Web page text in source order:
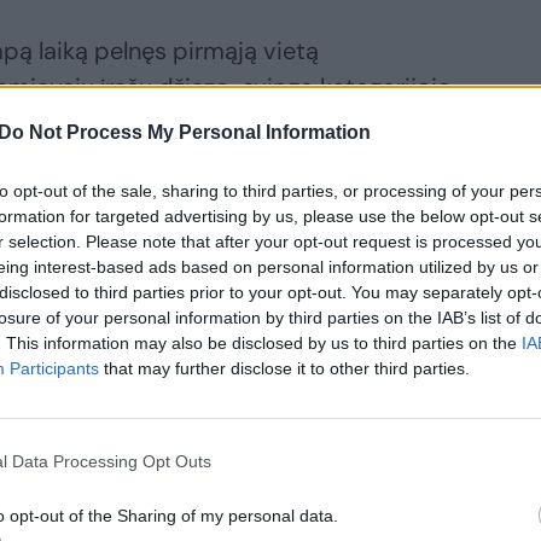
Do Not Process My Personal Information
opt-out of the sale, sharing to third parties, or processing of your
for targeted advertising by us, please use the below opt-out
selection. Please note that after your opt-out request is processed
interest-based ads based on personal information utilized by us
to third parties prior to your opt-out. You may separately
of your personal information by third parties on the IAB’s list of
This information may also be disclosed by us to third parties on the
Participants that may further disclose it to other third parties.
Data Processing Opt Outs
opt-out of the Sharing of my personal data.
laiką pelnęs pirmąją vietą
įrašų džiazo-svingo kategorijoje,
rudeniškais vintažinės elegancijos ir
keliais.
muzikos gerbėjus stebinantis
paslėpė linksmą užuominą:
grupės draugui afrikiečiui
Lietuvoje.